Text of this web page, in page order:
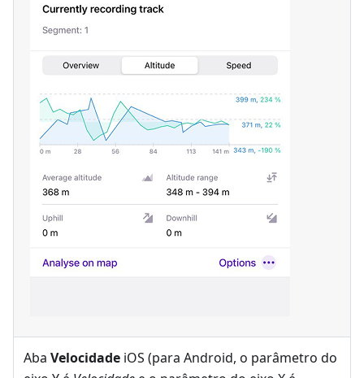
Aba Velocidade iOS (para Android, o parâmetro do